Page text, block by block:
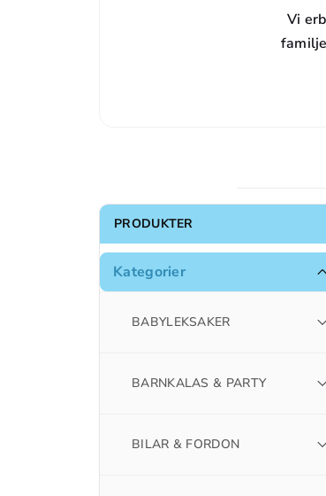
Vi
PRODUKTER
Kategorier
BABYLEKSAKER
BARNKALAS & PARTY
BILAR & FORDON